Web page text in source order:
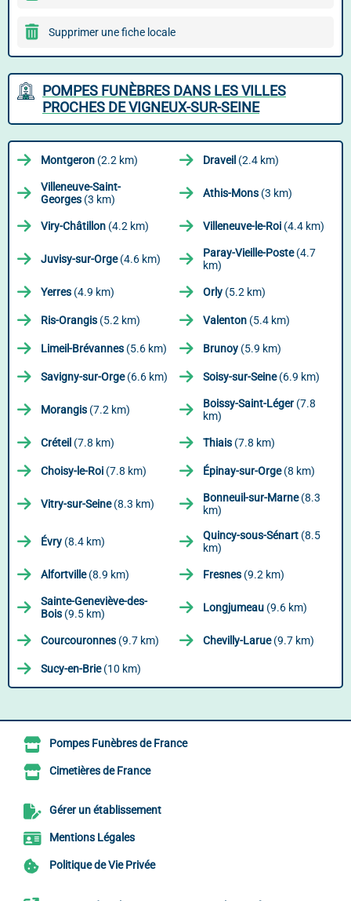
Supprimer une fiche locale
POMPES FUNÈBRES DANS LES VILLES
PROCHES DE VIGNEUX-SUR-SEINE
Montgeron (2.2 km) Draveil (2.4 km)
Villeneuve-Saint-
Georges (3 km) Athis-Mons (3 km)
Viry-Châtillon (4.2 km) Villeneuve-le-Roi (4.4 km)
Juvisy-sur-Orge(4.6 km) Paray-Vieille-Poste(4.7
km)
Yerres (4.9 km) Orly (5.2 km)
Ris-Orangis (5.2 km) Valenton (5.4 km)
Limeil-Brévannes (5.6 km) Brunoy (5.9 km)
Savigny-sur-Orge(6.6 km) Soisy-sur-Seine(6.9 km)
Morangis (7.2 km) Boissy-Saint-Léger(7.8
km)
Créteil (7.8 km) Thiais (7.8 km)
Choisy-le-Roi (7.8 km) Épinay-sur-Orge(8 km)
Vitry-sur-Seine(8.3 km) Bonneuil-sur-Marne(8.3
km)
Évry (8.4 km) Quincy-sous-Sénart (8.5
km)
Alfortville(8.9 km) Fresnes (9.2 km)
Sainte-Geneviève-des-
Bois (9.5 km) Longjumeau (9.6 km)
Courcouronnes (9.7 km) Chevilly-Larue(9.7 km)
Sucy-en-Brie(10 km)
Pompes Funèbres de France
Cimetières de France
Gérer un établissement
Mentions Légales
Politique de Vie Privée